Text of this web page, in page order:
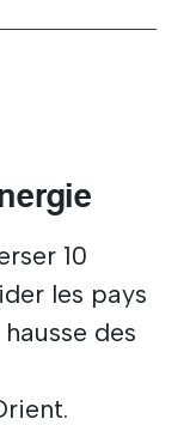
10
les pays
des